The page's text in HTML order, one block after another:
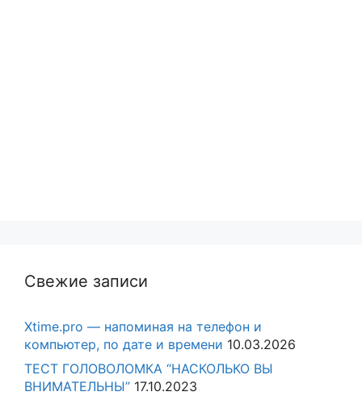
Свежие записи
Xtime.pro — напоминая на телефон и
компьютер, по дате и времени 10.03.2026
ТЕСТ ГОЛОВОЛОМКА “НАСКОЛЬКО ВЫ
ВНИМАТЕЛЬНЫ” 17.10.2023